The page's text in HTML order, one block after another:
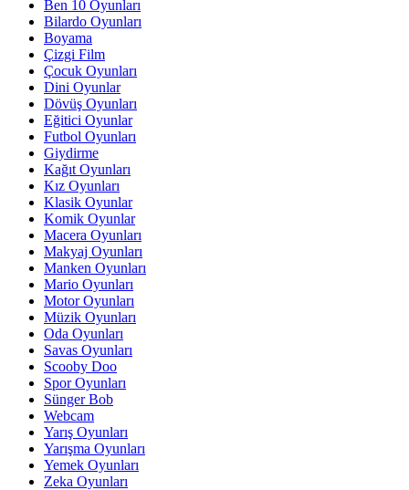
Ben 10 Oyunları
Bilardo Oyunları
Boyama
Çizgi Film
Çocuk Oyunları
Dini Oyunlar
Dövüş Oyunları
Eğitici Oyunlar
Futbol Oyunları
Giydirme
Kağıt Oyunları
Kız Oyunları
Klasik Oyunlar
Komik Oyunlar
Macera Oyunları
Makyaj Oyunları
Manken Oyunları
Mario Oyunları
Motor Oyunları
Müzik Oyunları
Oda Oyunları
Savas Oyunları
Scooby Doo
Spor Oyunları
Sünger Bob
Webcam
Yarış Oyunları
Yarışma Oyunları
Yemek Oyunları
Zeka Oyunları